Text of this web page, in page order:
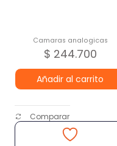
Camaras analogicas
$ 244.700
Añadir al carrito
Comparar